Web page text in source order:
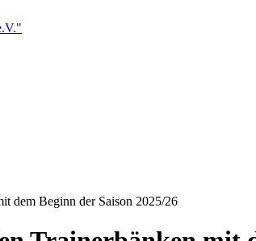
dem Beginn der Saison 2025/26